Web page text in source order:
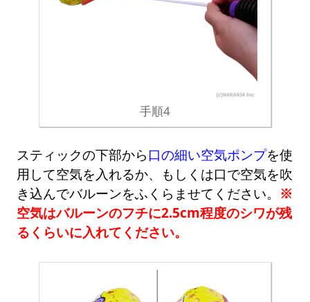
手順4
スティックの下部から 口の細い空気ポンプを使
用して空気を入れるか、もしくは口で空気を吹
き込んでバルーンをふくらませてください。 ※
空気はバルーンのフチに2.5cm程度のシワが残
るくらいに入れてください。